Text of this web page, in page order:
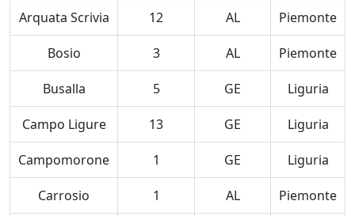
Arquata Scrivia 12 AL Piemonte
Bosio 3 AL Piemonte
Busalla 5 GE Liguria
Campo Ligure 13 GE Liguria
Campomorone 1 GE Liguria
Carrosio 1 AL Piemonte